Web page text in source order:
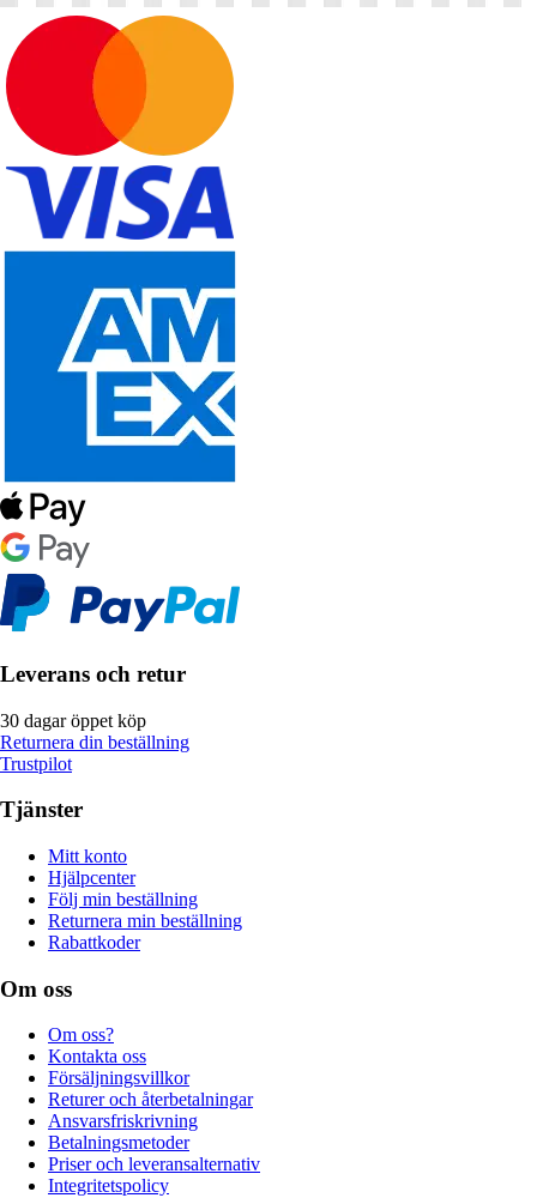
Leverans och retur
30 dagar öppet köp
Returnera din beställning
Trustpilot
Tjänster
Mitt konto
Hjälpcenter
Följ min beställning
Returnera min beställning
Rabattkoder
Om oss
Om oss?
Kontakta oss
Försäljningsvillkor
Returer och återbetalningar
Ansvarsfriskrivning
Betalningsmetoder
Priser och leveransalternativ
Integritetspolicy